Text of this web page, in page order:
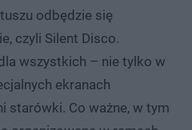
odbędzie się
czyli Silent Disco.
wszystkich – nie tylko w
ekranach
starówki. Co ważne, w tym